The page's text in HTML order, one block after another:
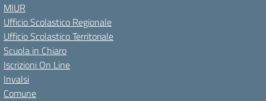
MIUR
Ufficio Scolastico Regionale
Ufficio Scolastico Territoriale
Scuola in Chiaro
Iscrizioni On Line
Invalsi
Comune